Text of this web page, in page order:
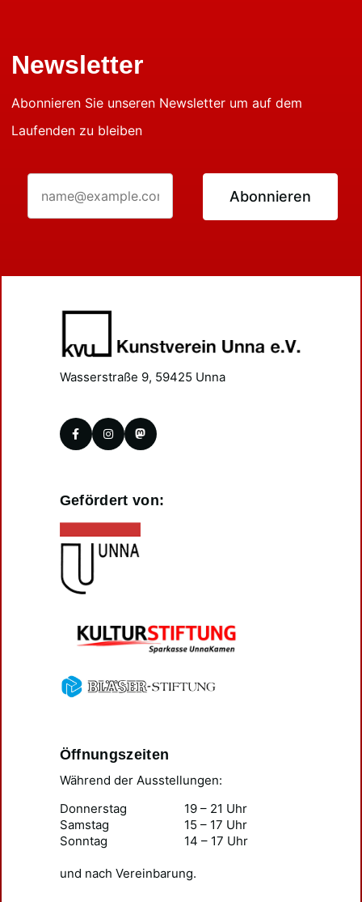
Newsletter
Abonnieren Sie unseren Newsletter um auf dem
Laufenden zu bleiben
Abonnieren
Wasserstraße 9, 59425 Unna
Gefördert von:
Öffnungszeiten
Während der Ausstellungen:
Donnerstag
19 – 21 Uhr
Samstag
15 – 17 Uhr
Sonntag
14 – 17 Uhr
und nach Vereinbarung.